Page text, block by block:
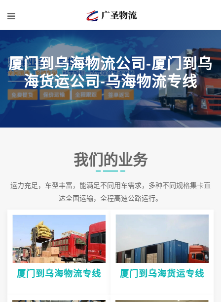
厦门到乌海物流公司-厦门到乌
海货运公司-乌海物流专线
我们的业务
运力充足，车型丰富，能满足不同用车需求，多种不同规格集卡直
达全国运输，全程高速公路运行。
厦门到乌海物流专线 厦门到乌海货运专线